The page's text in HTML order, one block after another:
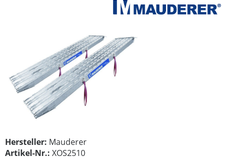
Hersteller: Mauderer
Artikel-Nr.: XOS2510